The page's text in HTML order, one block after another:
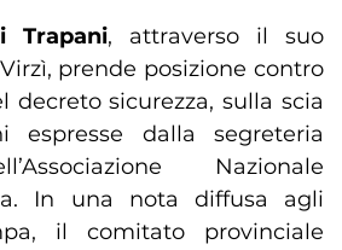
Trapani, attraverso il suo
prende posizione contro
decreto sicurezza, sulla scia
espresse dalla segreteria
Nazionale
In una nota diffusa agli
il comitato provinciale